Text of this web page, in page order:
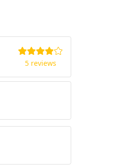
5 reviews